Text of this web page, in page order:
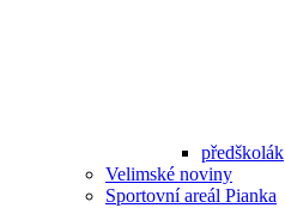
předškolák
Velimské noviny
Sportovní areál Pianka